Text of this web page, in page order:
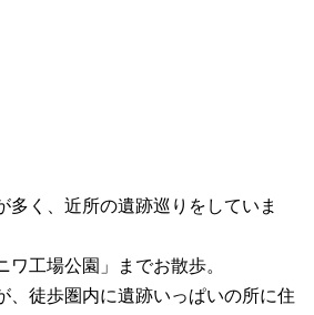
多く、近所の遺跡巡りをしていま
工場公園」までお散歩。
、徒歩圏内に遺跡いっぱいの所に住